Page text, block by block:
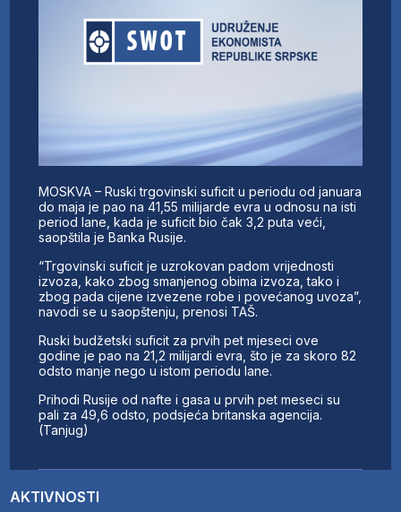
UČLANI SE
AKTIVNOSTI
MOSKVA – Ruski trgovinski suficit u periodu od januara
do maja je pao na 41,55 milijarde evra u odnosu na isti
period lane, kada je suficit bio čak 3,2 puta veći,
saopštila je Banka Rusije.
“Trgovinski suficit je uzrokovan padom vrijednosti
izvoza, kako zbog smanjenog obima izvoza, tako i
zbog pada cijene izvezene robe i povećanog uvoza”,
navodi se u saopštenju, prenosi TAŠ.
Ruski budžetski suficit za prvih pet mjeseci ove
godine je pao na 21,2 milijardi evra, što je za skoro 82
odsto manje nego u istom periodu lane.
Prihodi Rusije od nafte i gasa u prvih pet meseci su
pali za 49,6 odsto, podsjeća britanska agencija.
(Tanjug)